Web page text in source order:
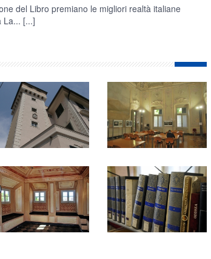
del Libro premiano le migliori realtà italiane
La... [...]